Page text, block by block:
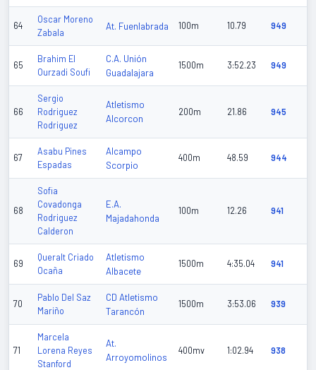
64
Oscar Moreno
Zabala
At. Fuenlabrada 100m 10.79 949
65
Brahim El
Ourzadi Soufi
C.A. Unión
Guadalajara
1500m 3:52.23 949
66
Sergio
Rodriguez
Rodriguez
Atletismo
Alcorcon
200m 21.86 945
67
Asabu Pines
Espadas
Alcampo
Scorpio
400m 48.59 944
68
Sofia
Covadonga
Rodriguez
Calderon
E.A.
Majadahonda
100m 12.26 941
69
Queralt Criado
Ocaña
Atletismo
Albacete
1500m 4:35.04 941
70
Pablo Del Saz
Mariño
CD Atletismo
Tarancón
1500m 3:53.06 939
71
Marcela
Lorena Reyes
Stanford
At.
Arroyomolinos
400mv 1:02.94 938